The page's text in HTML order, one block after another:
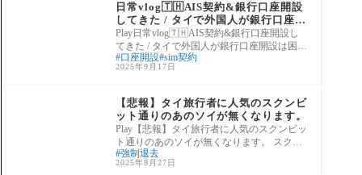
日常vlog🇹🇭AIS契約&銀行口座開設
してきた / タイで外国人が銀行口座開
設は困難！？ |海外生活ブログ タイ
生活 バンコク 海外旅行 バンコク銀行
AIS
Play日常vlog🇹🇭AIS契約&銀行口座開設し
てきた / タイで外国人が銀行口座開設は困
難！？ |海外生活ブログ タイ生活 バン
口座開設 sim契約
2025年9月17日
【悲報】タイ旅行者に人気のスクンビ
ット通りのあのソイが無くなります。
Play【悲報】タイ旅行者に人気のスクンビッ
ト通りのあのソイが無くなります。 スクン
ビット24/1の右側は店舗の閉鎖が続いている
ので
強制退去
2025年8月27日